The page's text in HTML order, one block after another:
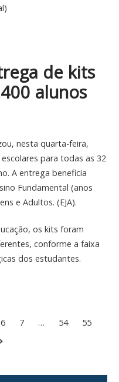
de kits
alunos
nesta quarta-feira,
para todas as 32
A entrega beneficia
Fundamental (anos
e Adultos. (EJA).
os kits foram
conforme a faixa
dos estudantes.
6 7 … 54
55